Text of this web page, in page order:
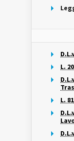
L.
L.